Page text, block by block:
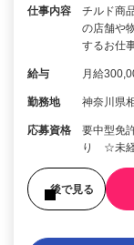
仕事内容
チルド商
の店舗や
するお仕
給与 月給
勤務地 神奈川県
応募資格
要中型免
り ☆未経
後で見る